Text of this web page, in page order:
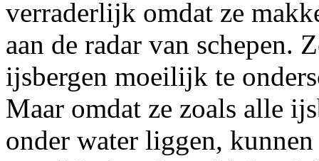
verraderlijk omdat ze
aan de radar van schepen.
ijsbergen moeilijk te
Maar omdat ze zoals alle
onder water liggen,